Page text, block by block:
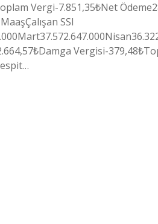
Vergi-7.851,35₺Net
SSI
Vergisi-